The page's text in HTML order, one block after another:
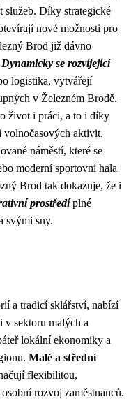
služeb. Díky strategické
nové možnosti pro
Brod již dávno
Dynamicky se rozvíjející
logistika, vytvářejí
v Železném Brodě.
život i práci, a to i díky
aktivit.
náměstí, které se
moderní sportovní hala
Brod tak dokazuje, že i
prostředíplné
svými sny.
a tradicí sklářství, nabízí
v sektoru malých a
lokální ekonomiky a
Malé a střední
flexibilitou,
rozvoj zaměstnanců.